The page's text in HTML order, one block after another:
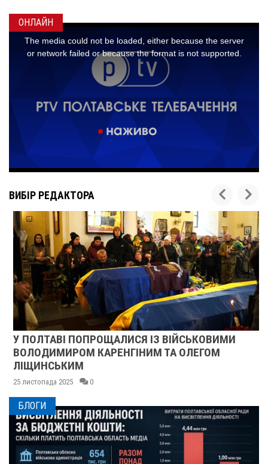
ОНЛАЙН
ВИБІР РЕДАКТОРА
У ПОЛТАВІ ПОПРОЩАЛИСЯ ІЗ ВІЙСЬКОВИМИ
ВОЛОДИМИРОМ КАРЕНГІНИМ ТА ОЛЕГОМ
ЛІЩИНСЬКИМ
25 листопада 2025 0
БЛОГИ